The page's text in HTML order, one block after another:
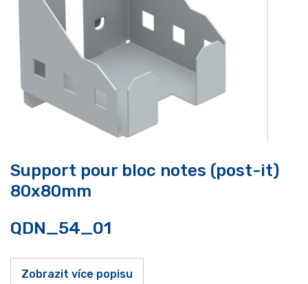
Support pour bloc notes (post-it)
80x80mm
QDN_54_01
Zobrazit více popisu